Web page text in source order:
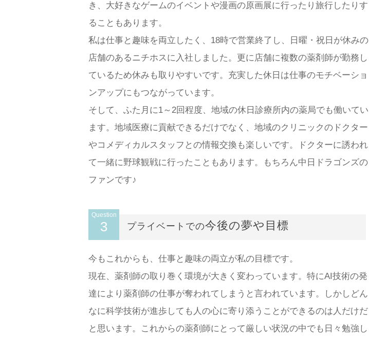
き、大好きなゲームのイベントや漫画の原画展に行ったり旅行したりす
ることもあります。
私は仕事と趣味を両立したく、18時で営業終了し、日曜・祝日が休みの
店舗のあるニチホスに入社しました。更に店舗に複数の薬剤師が勤務し
ているため休みも取りやすいです。充実した休日は仕事のモチベーショ
ンアップにもつながっています。
そして、ふた月に1～2回程度、地域の休日診療所内の薬局でも働いてい
ます。地域医療に貢献できるだけでなく、地域のクリニックのドクター
やコメディカルスタッフとの情報交換も楽しいです。ドクターに誘われ
て一緒に野球観戦に行ったこともあります。もちろん中日ドラゴンズの
ファンです♪
Question
3 プライベートでの今後の夢や目標
今もこれからも、仕事と趣味の両立が私の目標です。
現在、薬剤師の取り巻く環境が大きく変わっています。特にAI技術の発
達により薬剤師の仕事が奪われてしまうと言われています。しかしどん
なに科学技術が進歩しても人の心に寄り添うことができるのは人だけだ
と思います。これからの薬剤師にとって厳しい状況の中でも日々勉強し